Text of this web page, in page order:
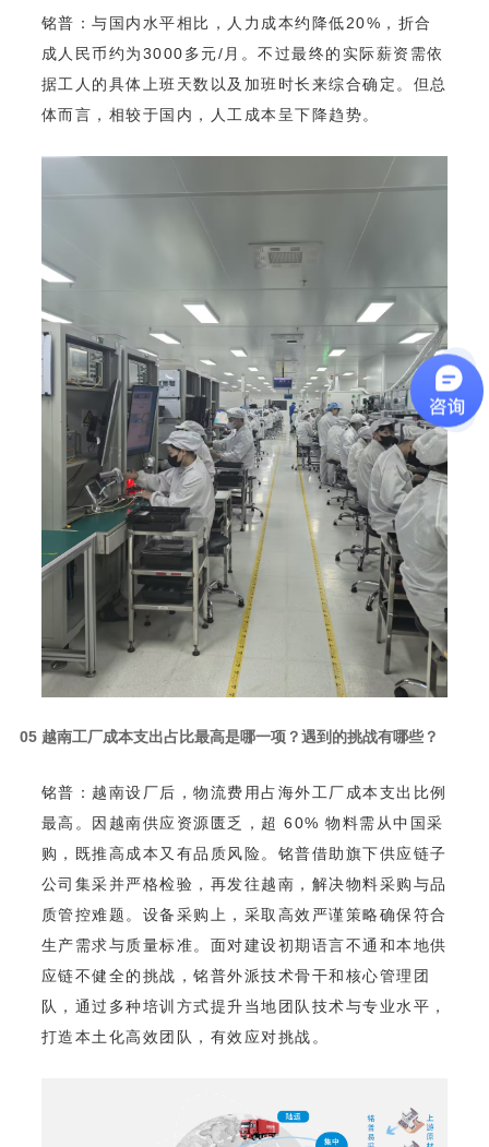
体而言，相较于国内，人工成本呈下降趋势。
05 越南工厂成本支出占比最高是哪一项？遇到的挑战有哪些？
打造本土化高效团队，有效应对挑战。